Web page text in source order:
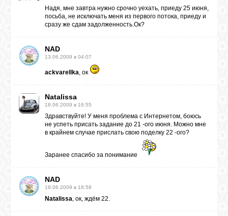
Надя, мне завтра нужно срочно уехать, приеду 25 июня,
посьба, не исключать меня из первого потока, приеду и
сразу же сдам задолженность.Ок?
NAD
13.06.2009 в 04:07
ackvarellka, ок
Natalissa
18.06.2009 в 16:55
Здравствуйте! У меня проблема с Интернетом, боюсь
не успеть присать задание до 21 -ого июня. Можно мне
в крайнем случае прислать свою поделку 22 -ого?
Заранее спасибо за понимание
NAD
18.06.2009 в 18:58
Natalissa, ок, ждём 22.